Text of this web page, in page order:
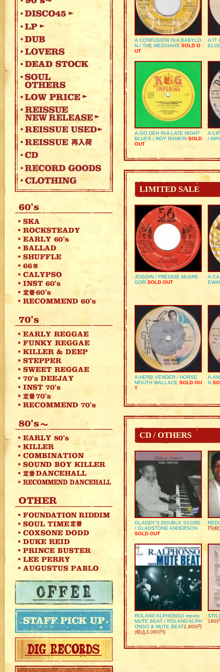
A:CONFUSION IN A BABYLO
N / THE MESSIAHS SOLD O
UT
A:IT
A:GO DEH IN A LATE NIGHT
BLUES / ROY RANKIN SOLD
OUT
/
LIMITED SALE
JOGGIN / FREDDIE McGRE
GOR SOLD OUT
A:HERB VENDER / HORSE
MOUTH WALLACE SOLD OU
T
N
CD / OTHERS
GLADDY’S DOUBLE SCORE
/ GLADSTONE ANDERSON
SOLD OUT
円(
ROLAND ALPHONSO meets
MUTE BEAT / ROLAND ALPH
ONSO & MUTE BEAT2,800円
(税込3,080円)
190